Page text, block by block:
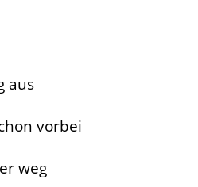
aus
vorbei
weg